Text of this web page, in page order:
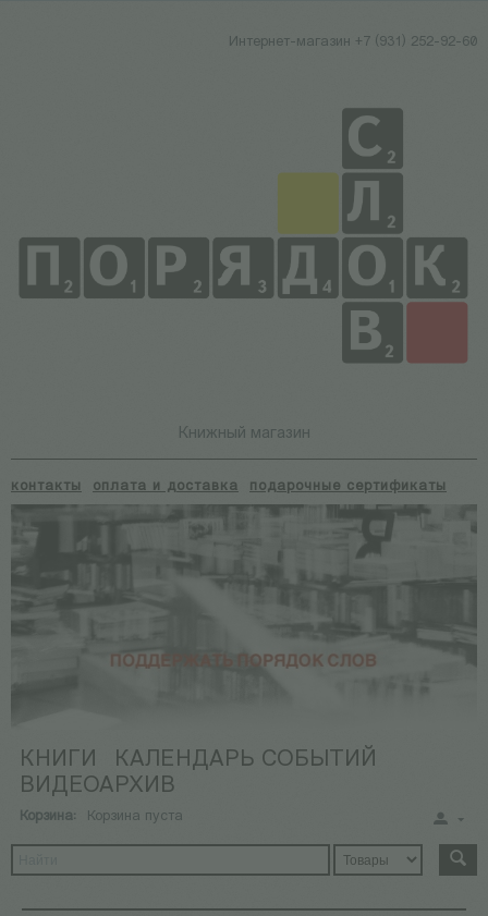
Интернет-магазин +7 (931) 252-92-60
Книжный магазин
контакты оплата и доставка подарочные сертификаты
КНИГИ
КАЛЕНДАРЬ СОБЫТИЙ
ВИДЕОАРХИВ
Корзина: Корзина пуста